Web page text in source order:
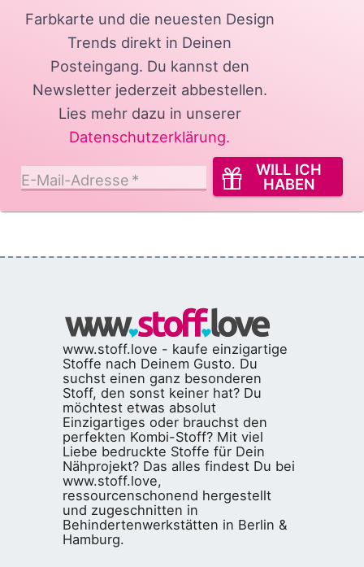
Farbkarte und die neuesten Design
Trends direkt in Deinen
Posteingang. Du kannst den
Newsletter jederzeit abbestellen.
Lies mehr dazu in unserer
Datenschutzerklärung.
E-Mail-Adresse *
WILL ICH
HABEN
www.stoff.love - kaufe einzigartige
Stoffe nach Deinem Gusto. Du
suchst einen ganz besonderen
Stoff, den sonst keiner hat? Du
möchtest etwas absolut
Einzigartiges oder brauchst den
perfekten Kombi-Stoff? Mit viel
Liebe bedruckte Stoffe für Dein
Nähprojekt? Das alles findest Du bei
www.stoff.love,
ressourcenschonend hergestellt
und zugeschnitten in
Behindertenwerkstätten in Berlin &
Hamburg.